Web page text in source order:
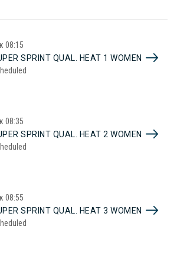
08:15
SPRINT QUAL. HEAT 1 WOMEN
08:35
SPRINT QUAL. HEAT 2 WOMEN
08:55
SPRINT QUAL. HEAT 3 WOMEN